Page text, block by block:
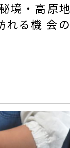
境・高原
れる機 会